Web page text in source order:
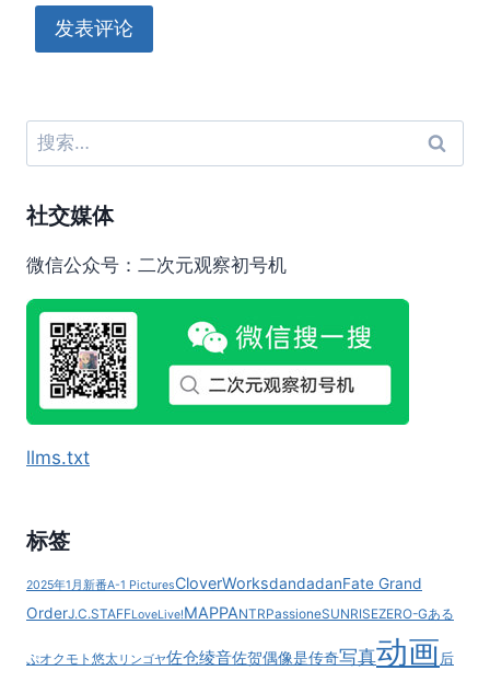
搜
索：
社交媒体
微信公众号：二次元观察初号机
llms.txt
标签
2025年1月新番A-1 PicturesCloverWorksdandadanFate Grand
OrderJ.C.STAFFLoveLive!MAPPANTRPassioneSUNRISEZERO-Gある
ぷオクモト悠太リンゴヤ佐仓绫音佐贺偶像是传奇写真动画后